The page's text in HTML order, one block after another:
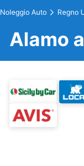
Noleggio Auto Regno
Alamo